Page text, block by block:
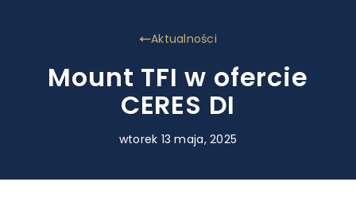
Aktualności
Mount TFI w ofercie
CERES DI
wtorek 13 maja, 2025